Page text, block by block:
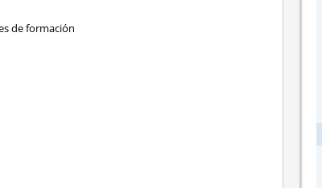
de formación